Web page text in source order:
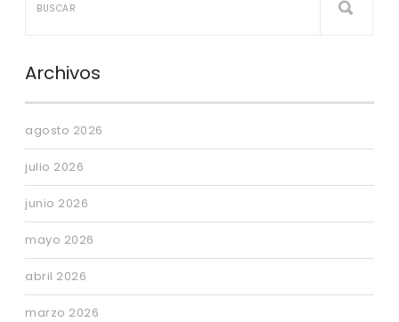
Archivos
agosto 2026
julio 2026
junio 2026
mayo 2026
abril 2026
marzo 2026